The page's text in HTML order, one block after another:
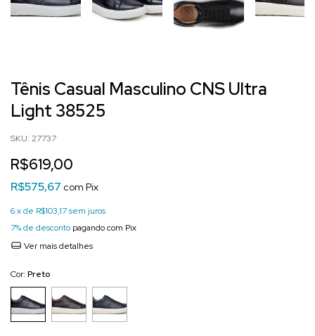
Tênis Casual Masculino CNS Ultra
Light 38525
SKU: 27737
R$619,00
R$575,67 com Pix
6x de R$103,17sem juros
7% de desconto pagando com Pix
Ver mais detalhes
Cor: Preto